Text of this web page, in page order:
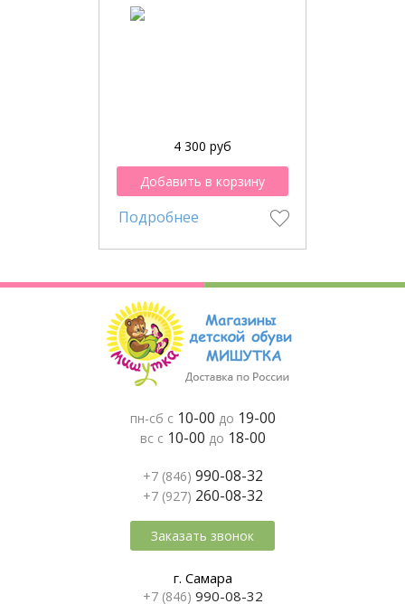
4 300 руб
Добавить в корзину
Подробнее
пн-сб с 10-00 до 19-00
вс с 10-00 до 18-00
+7 (846) 990-08-32
+7 (927) 260-08-32
Заказать звонок
г. Самара
+7 (846) 990-08-32